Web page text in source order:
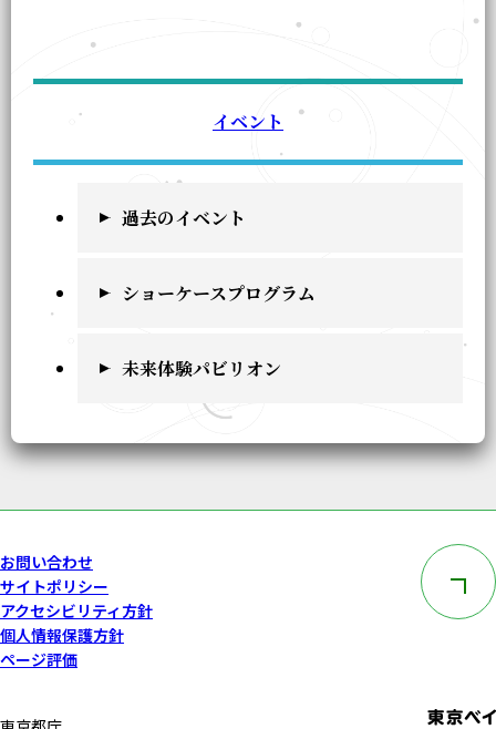
イベント
過去のイベント
ショーケースプログラム
未来体験パビリオン
お問い合わせ
サイトポリシー
アクセシビリティ方針
個人情報保護方針
ページ評価
このペー